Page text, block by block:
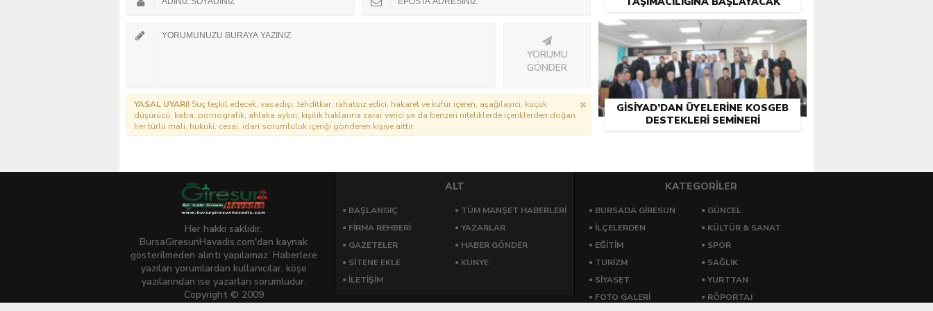
YORUMU
GÖNDER
YASAL UYARI! Suç teşkil edecek, yasadışı, tehditkar, rahatsız edici, hakaret ve küfür içeren, aşağılayıcı, küçük
düşürücü, kaba, pornografik, ahlaka aykırı, kişilik haklarına zarar verici ya da benzeri niteliklerde içeriklerden doğan
her türlü mali, hukuki, cezai, idari sorumluluk içeriği gönderen kişiye aittir.
GİSİYAD’DAN ÜYELERINE KOSGEB
DESTEKLERI SEMINERI
Her hakkı saklıdır.
BursaGiresunHavadis.com'dan kaynak
gösterilmeden alıntı yapılamaz. Haberlere
yazılan yorumlardan kullanıcılar, köşe
yazılarından ise yazarları sorumludur.
Copyright © 2009
ALT
BAŞLANGIÇ
TÜM MANŞET HABERLERİ
FİRMA REHBERİ
YAZARLAR
GAZETELER
HABER GÖNDER
SİTENE EKLE
KÜNYE
İLETİŞİM
KATEGORİLER
BURSADA GİRESUN
GÜNCEL
İLÇELERDEN
KÜLTÜR & SANAT
EĞİTİM
SPOR
TURİZM
SAĞLIK
SİYASET
YURTTAN
FOTO GALERİ
RÖPORTAJ